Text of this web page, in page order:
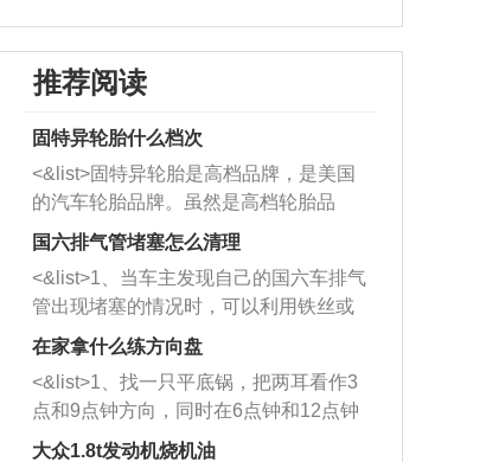
推荐阅读
固特异轮胎什么档次
<&list>固特异轮胎是高档品牌，是美国
的汽车轮胎品牌。虽然是高档轮胎品
牌，但是中高低端的轮胎都有生产，这
也是为了更好的开拓市场。
国六排气管堵塞怎么清理
<&list>1、当车主发现自己的国六车排气
管出现堵塞的情况时，可以利用铁丝或
者是细棍，直接将杂物给取出来，如果
堵塞情况比较严重，也可以采取应急措
施。 <&list>2、直接利用木棍将所有的
杂物推到排气管里面的位置处，然后将
三元催化器拆解开，就可以将堵塞的东
在家拿什么练方向盘
<&list>1、找一只平底锅，把两耳看作3
点和9点钟方向，同时在6点钟和12点钟
方向做一个标记。 <&list>2、双手握住
大众1.8t发动机烧机油